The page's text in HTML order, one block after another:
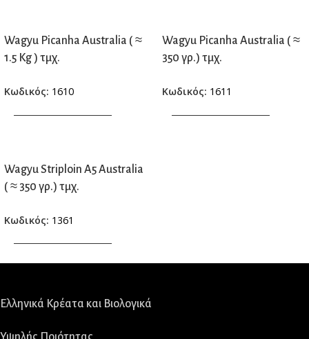
Wagyu Picanha Australia ( ≈
1.5 Kg ) τμχ.
Κωδικός: 1610
Wagyu Picanha Australia ( ≈
350 γρ.) τμχ.
Κωδικός: 1611
Wagyu Striploin A5 Australia
( ≈ 350 γρ.) τμχ.
Κωδικός: 1361
Ελληνικά Κρέατα και Βιολογικά